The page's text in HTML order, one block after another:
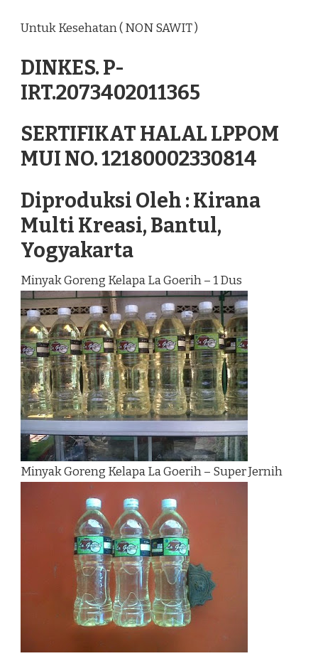
Untuk Kesehatan ( NON SAWIT )
DINKES. P-
IRT.2073402011365
SERTIFIKAT HALAL LPPOM
MUI NO. 12180002330814
Diproduksi Oleh : Kirana
Multi Kreasi, Bantul,
Yogyakarta
Minyak Goreng Kelapa La Goerih – 1 Dus
Minyak Goreng Kelapa La Goerih – Super Jernih